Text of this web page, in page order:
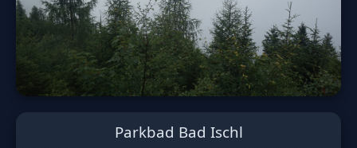
Parkbad Bad Ischl